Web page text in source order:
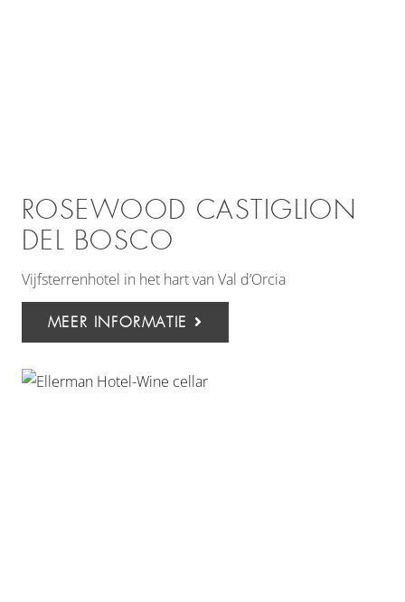
ROSEWOOD CASTIGLION
DEL BOSCO
Vijfsterrenhotel in het hart van Val d’Orcia
MEER INFORMATIE